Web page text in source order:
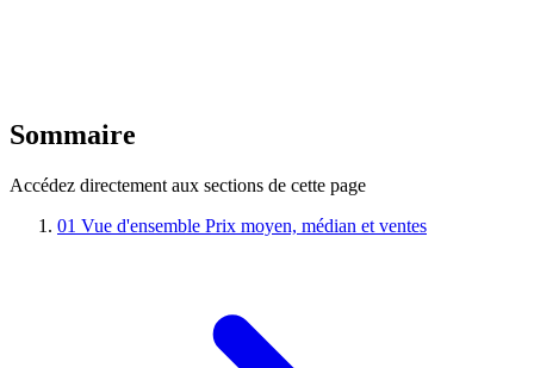
Sommaire
Accédez directement aux sections de cette page
01 Vue d'ensemble Prix moyen, médian et ventes